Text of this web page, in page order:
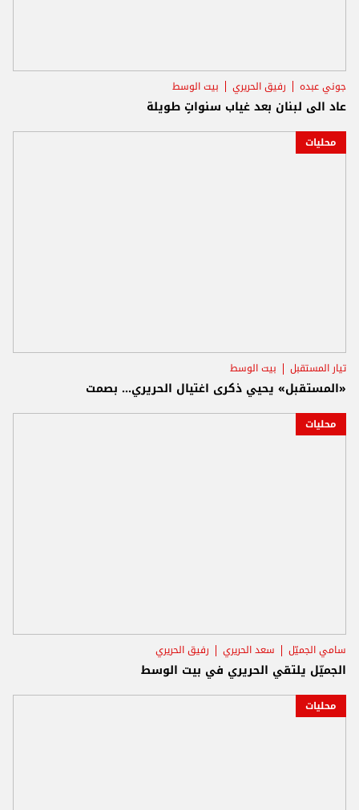
جوني عبده رفيق الحريري بيت الوسط
عاد الى لبنان بعد غياب سنواتٍ طويلة
محليات
تيار المستقبل بيت الوسط
«المستقبل» يحيي ذكرى اغتيال الحريري... بصمت
محليات
سامي الجميّل سعد الحريري رفيق الحريري
الجميّل يلتقي الحريري في بيت الوسط
محليات